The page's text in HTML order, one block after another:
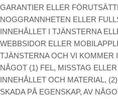
GARANTIER ELLER
NOGGRANNHETEN ELLER
INNEHÅLLET I TJÄNSTERNA
WEBBSIDOR ELLER
TJÄNSTERNA OCH VI KOMMER
NÅGOT (1) FEL, MISSTAG ELLER
INNEHÅLLET OCH MATERIAL,
SKADA PÅ EGENSKAP, AV